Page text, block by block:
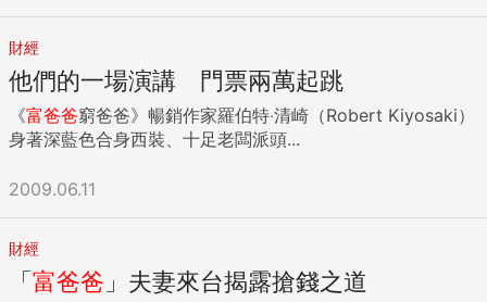
財經
他們的一場演講 門票兩萬起跳
《富爸爸窮爸爸》暢銷作家羅伯特‧清崎（Robert Kiyosaki）
身著深藍色合身西裝、十足老闆派頭...
2009.06.11
財經
「富爸爸 」夫妻來台揭露搶錢之道